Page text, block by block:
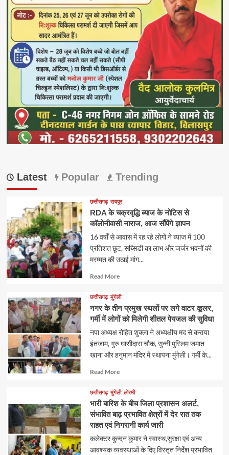
Latest Popular Trending
छत्तीसगढ़ रायपुर
RDA के चक्रवृद्धि ब्याज के नोटिस से
कॉलोनीवासी नाराज, आज सौंपेंगे ज्ञापन
16 वर्षों से आवास में रह रहे लोगों ने ब्याज में 100
प्रतिशत छूट, सब्सिडी का लाभ और जर्जर भवनों की
मरम्मत की उठाई मांग...
Read MoreRead
about
छत्तीसगढ़ मुंगेली
नगर के तीन प्रमुख स्थलों पर लगे वाटर कूलर,
गर्मी में लोगों को मिलेगी शीतल पेयजल की सुविधा
नपा अध्यक्ष रोहित शुक्ला ने अध्यक्षीय मद से कराया
इंतजाम, गुरु घासीदास चौक, सुन्नी मुस्लिम जमात
खाना और हनुमान मंदिर में स्थापना मुंगेली। गर्मी के...
Read MoreRead
about
छत्तीसगढ़ मुंगेली लोरमी
भारी बारिश के बीच जिला प्रशासन अलर्ट,
संभावित बाढ़ प्रभावित क्षेत्रों में देर रात तक
राहत एवं निगरानी कार्य जारी
कलेक्टर कुन्दन कुमार ने स्वास्थ,सुरक्षा एवं अन्य
आवश्यक व्यवस्थाओं के दिए विस्तृत निर्देश प्रभावित